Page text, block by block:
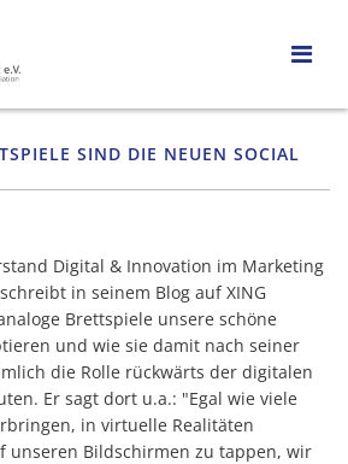
SIND DIE NEUEN SOCIAL
Digital & Innovation im Marketing
in seinem Blog auf XING
Brettspiele unsere schöne
und wie sie damit nach seiner
die Rolle rückwärts der digitalen
Er sagt dort u.a.: "Egal wie viele
in virtuelle Realitäten
unseren Bildschirmen zu tappen, wir